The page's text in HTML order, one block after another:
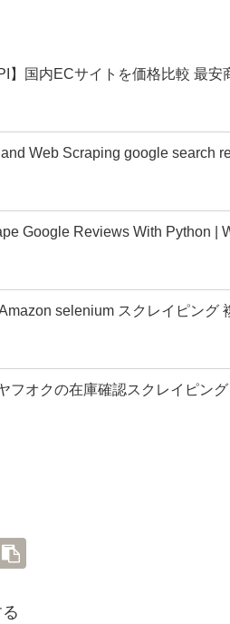
】国内ECサイトを価格比較 最安
Web Scraping google search
Google Reviews With Python |
selenium スクレイピング
フオクの在庫確認スクレイピン